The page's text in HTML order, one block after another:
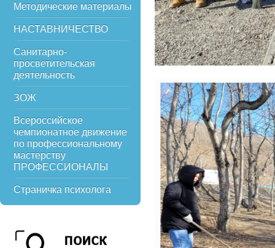
Методические материалы
НАСТАВНИЧЕСТВО
Санитарно-
просветительская
деятельность
ЗОЖ
Всероссийское
чемпионатное движение
по профессиональному
мастерству
ПРОФЕССИОНАЛЫ
Страничка психолога